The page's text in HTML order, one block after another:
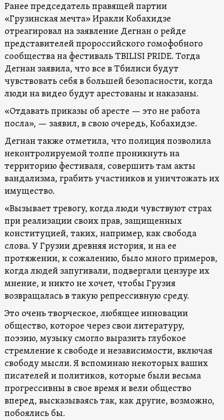
Ранее председатель правящей партии
«Грузинская мечта» Иракли Кобахидзе
отреагировал на заявление Дегнан о рейде
представителей пророссийского гомофобного
сообщества на фестиваль TBILISI PRIDE. Тогда
Дегнан заявила, что все в Тбилиси будут
чувствовать себя в большей безопасности, когда
люди на видео будут арестованы и наказаны.
«Отдавать приказы об аресте — это не работа
посла», — заявил, в свою очередь, Кобахидзе.
Дегнан также отметила, что полиция позволила
неконтролируемой толпе проникнуть на
территорию фестиваля, совершить там акты
вандализма, грабить участников и уничтожать их
имущество.
«Вызывает тревогу, когда люди чувствуют страх
при реализации своих прав, защищенных
конституцией, таких, например, как свобода
слова. У Грузии древняя история, и на ее
протяжении, к сожалению, было много примеров,
когда людей запугивали, подвергали цензуре их
мнение, и никто не хочет, чтобы Грузия
возвращалась в такую ​​репрессивную среду.
Это очень творческое, любящее инновации
общество, которое через свои литературу,
поэзию, музыку смогло выразить глубокое
стремление к свободе и независимости, включая
свободу мысли. Я вспоминаю некоторых ваших
писателей и политиков, которые были весьма
прогрессивны в свое время и вели общество
вперед, высказываясь так, как другие, возможно,
побоялись бы.